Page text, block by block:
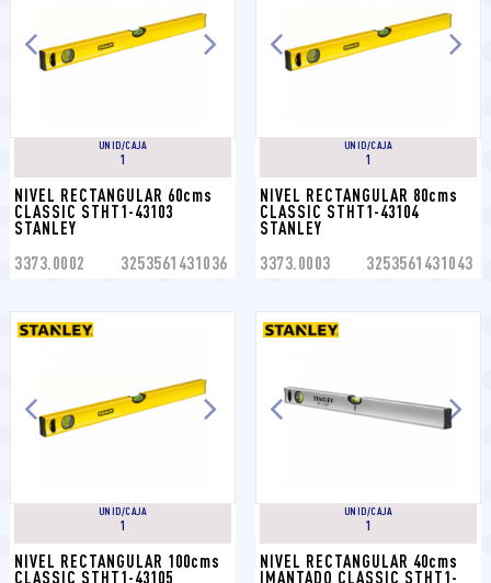
UNID/CAJA
1
NIVEL RECTANGULAR 60cms
CLASSIC STHT1-43103
STANLEY
3373.0002 3253561431036
UNID/CAJA
1
NIVEL RECTANGULAR 80cms
CLASSIC STHT1-43104
STANLEY
3373.0003 3253561431043
UNID/CAJA
1
NIVEL RECTANGULAR 100cms
CLASSIC STHT1-43105
UNID/CAJA
1
NIVEL RECTANGULAR 40cms
IMANTADO CLASSIC STHT1-